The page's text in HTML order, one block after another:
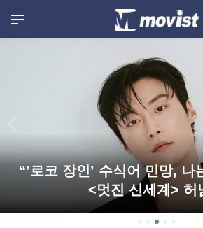
“’로코 장인’ 수식어 민망, 나
<멋진 신세계> 허